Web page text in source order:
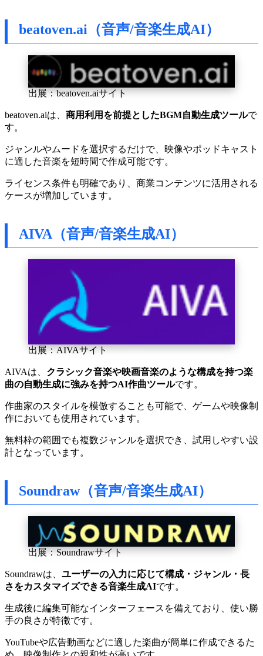
beatoven.ai（音声/音楽生成AI）
出展：beatoven.aiサイト
beatoven.aiは、 商用利用を前提としたBGM自動生成ツールで
す。
ジャンルやムードを選択するだけで、映像やポッドキャスト
に適した音楽を短時間で作成可能です。
ライセンス条件も明確であり、商業コンテンツに活用される
ケースが増加しています。
AIVA（音声/音楽生成AI）
出展：AIVAサイト
AIVAは、 クラシック音楽や映画音楽のような構成を持つ楽
曲の自動生成に強みを持つAI作曲ツールです。
作曲家のスタイルを模倣することも可能で、ゲームや映像制
作においても使用されています。
無料枠の範囲でも複数ジャンルを選択でき、試用しやすい設
計となっています。
Soundraw（音声/音楽生成AI）
出展：Soundrawサイト
Soundrawは、 ユーザーの入力に応じて構成・ジャンル・長
さをカスタマイズできる音楽生成AIです。
生成後に編集可能なインターフェースを備えており、使い勝
手の良さが特徴です。
YouTubeや広告動画などに適した楽曲が簡単に作成できるた